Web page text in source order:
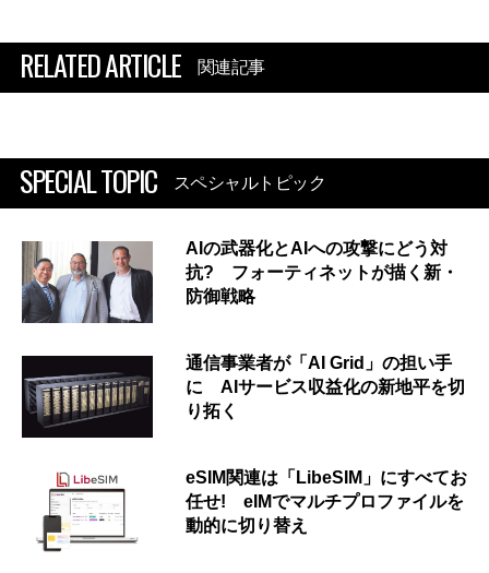
RELATED ARTICLE 関連記事
SPECIAL TOPIC スペシャルトピック
AIの武器化とAIへの攻撃にどう対
抗? フォーティネットが描く新・
防御戦略
通信事業者が「AI Grid」の担い手
に AIサービス収益化の新地平を切
り拓く
eSIM関連は「LibeSIM」にすべてお
任せ! eIMでマルチプロファイルを
動的に切り替え